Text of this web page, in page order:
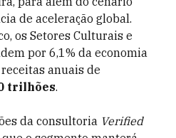
de aceleração global.
os Setores Culturais e
por 6,1% da economia
anuais de
trilhões.
da consultoria Verified